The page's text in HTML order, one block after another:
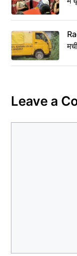
Leave a